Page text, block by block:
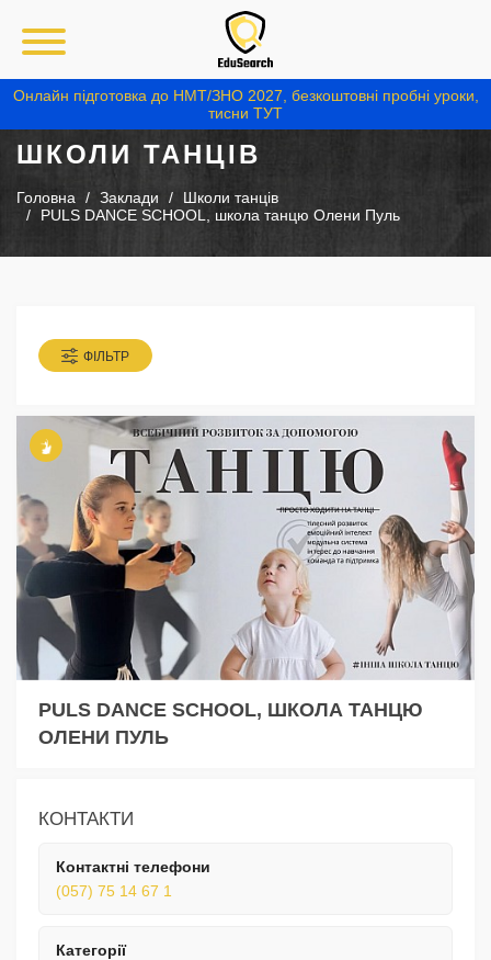
Онлайн підготовка до НМТ/ЗНО 2027, безкоштовні пробні уроки,
тисни ТУТ
ШКОЛИ ТАНЦІВ
Головна Заклади
Школи танців
PULS DANCE SCHOOL, школа танцю Олени Пуль
ФІЛЬТР
PULS DANCE SCHOOL, ШКОЛА ТАНЦЮ
ОЛЕНИ ПУЛЬ
КОНТАКТИ
Контактні телефони
(057) 75 14 67 1
Категорії